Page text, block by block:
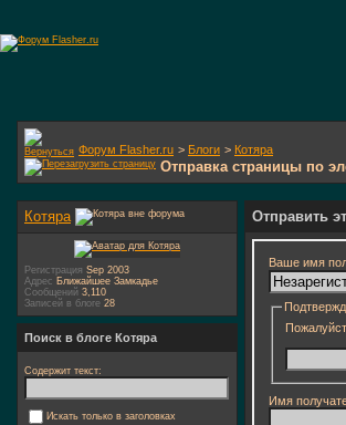
Форум Flasher.ru > Блоги > Котяра
Отправка страницы по
Отправить
Ваше имя
Имя
Котяра
Регистрация Sep 2003
Адрес Ближайшее Замкадье
Сообщений 3,110
Записей в блоге 28
Поиск в блоге Котяра
Содержит текст:
Искать только в заголовках